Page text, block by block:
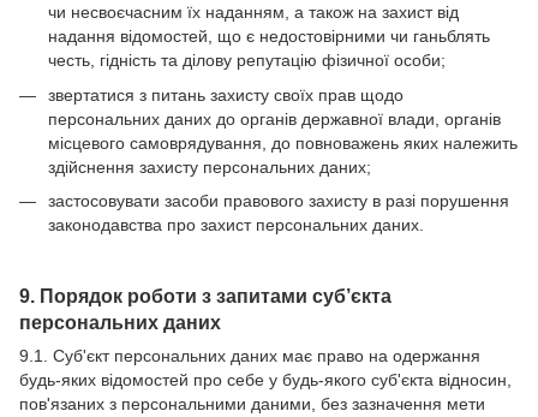
чи несвоєчасним їх наданням, а також на захист від
надання відомостей, що є недостовірними чи ганьблять
честь, гідність та ділову репутацію фізичної особи;
звертатися з питань захисту своїх прав щодо
персональних даних до органів державної влади, органів
місцевого самоврядування, до повноважень яких належить
здійснення захисту персональних даних;
застосовувати засоби правового захисту в разі порушення
законодавства про захист персональних даних.
9. Порядок роботи з запитами суб’єкта
персональних даних
9.1. Суб'єкт персональних даних має право на одержання
будь-яких відомостей про себе у будь-якого суб'єкта відносин,
пов'язаних з персональними даними, без зазначення мети